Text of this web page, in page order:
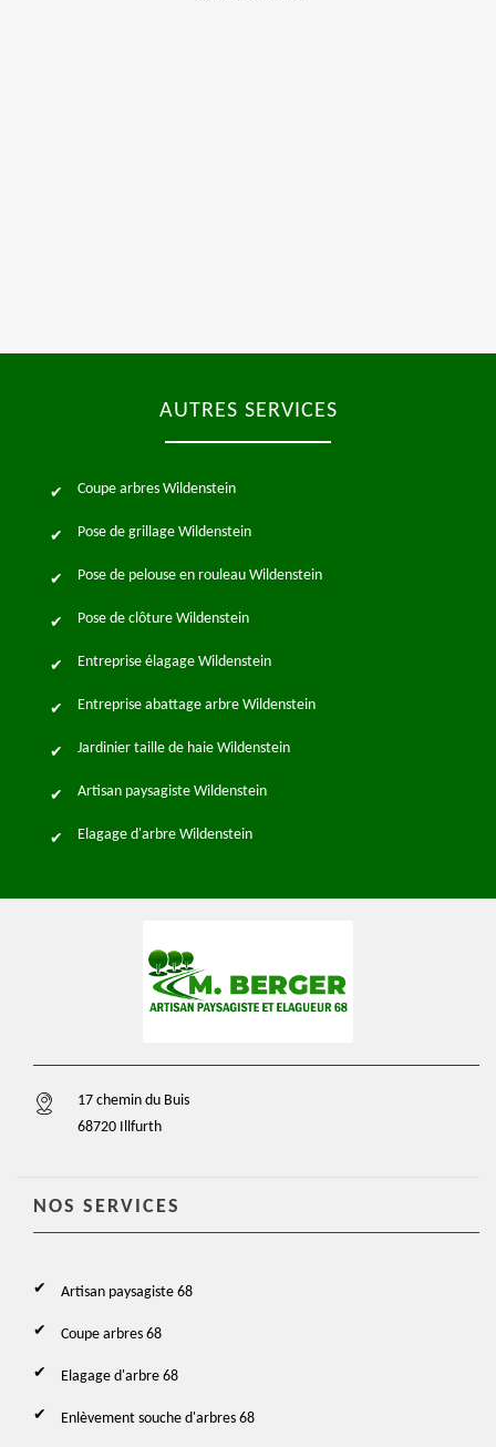
AUTRES SERVICES
Coupe arbres Wildenstein
Pose de grillage Wildenstein
Pose de pelouse en rouleau Wildenstein
Pose de clôture Wildenstein
Entreprise élagage Wildenstein
Entreprise abattage arbre Wildenstein
Jardinier taille de haie Wildenstein
Artisan paysagiste Wildenstein
Elagage d'arbre Wildenstein
17 chemin du Buis
68720 Illfurth
NOS SERVICES
Artisan paysagiste 68
Coupe arbres 68
Elagage d'arbre 68
Enlèvement souche d'arbres 68